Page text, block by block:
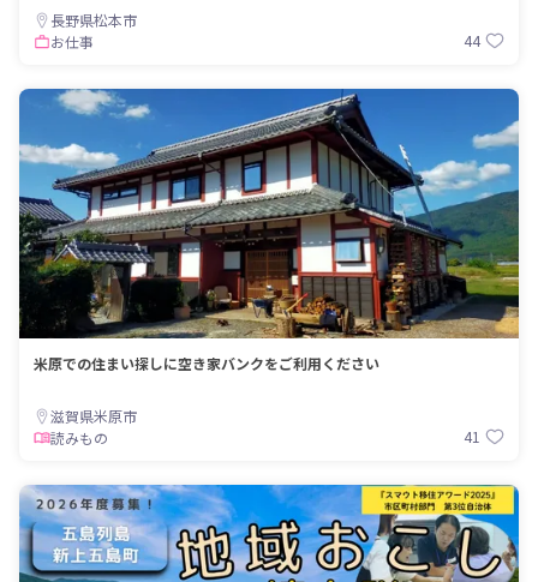
長野県松本市
お仕事
44
米原での住まい探しに空き家バンクをご利用ください
滋賀県米原市
読みもの
41